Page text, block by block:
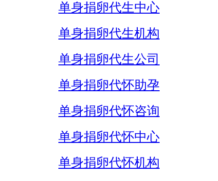
单身捐卵代生中心
单身捐卵代生机构
单身捐卵代生公司
单身捐卵代怀助孕
单身捐卵代怀咨询
单身捐卵代怀中心
单身捐卵代怀机构